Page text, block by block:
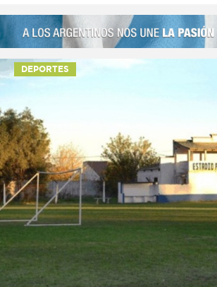
DEPORTES